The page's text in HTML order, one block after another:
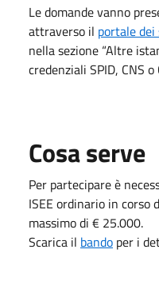
Le domande vanno
attraverso il portale
nella sezione “Altre
credenziali SPID, CNS o
Cosa serve
Per partecipare è
ISEE ordinario in corso
massimo di € 25.000.
Scarica il bando per i